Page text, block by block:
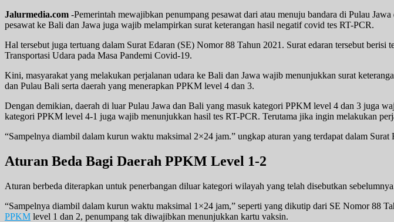
Jalurmedia.com -Pemerintah mewajibkan penumpang pesawat dari atau menuju bandara di Pulau
pesawat ke Bali dan Jawa juga wajib melampirkan surat keterangan hasil negatif covid tes RT-PCR.
Hal tersebut juga tertuang dalam Surat Edaran (SE) Nomor 88 Tahun 2021. Surat edaran tersebut
Transportasi Udara pada Masa Pandemi Covid-19.
Kini, masyarakat yang melakukan perjalanan udara ke Bali dan Jawa wajib menunjukkan surat
dan Pulau Bali serta daerah yang menerapkan PPKM level 4 dan 3.
Dengan demikian, daerah di luar Pulau Jawa dan Bali yang masuk kategori PPKM level 4 dan 3 juga
kategori PPKM level 4-1 juga wajib menunjukkan hasil tes RT-PCR. Terutama jika ingin melakukan
“Sampelnya diambil dalam kurun waktu maksimal 2×24 jam.” ungkap aturan yang terdapat dalam Surat
Aturan Beda Bagi Daerah PPKM Level 1-2
Aturan berbeda diterapkan untuk penerbangan diluar kategori wilayah yang telah disebutkan
“Sampelnya diambil dalam kurun waktu maksimal 1×24 jam,” seperti yang dikutip dari SE Nomor 88
PPKM level 1 dan 2, penumpang tak diwajibkan menunjukkan kartu vaksin.